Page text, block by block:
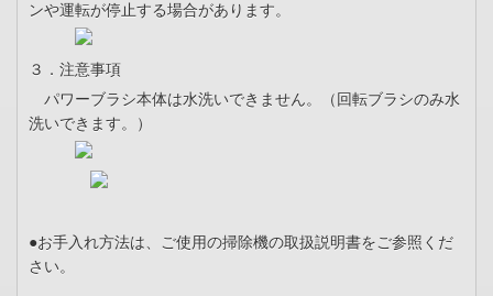
ンや運転が停止する場合があります。
３．注意事項
パワーブラシ本体は水洗いできません。（回転ブラシのみ水
洗いできます。）
●お手入れ方法は、ご使用の掃除機の取扱説明書をご参照くだ
さい。